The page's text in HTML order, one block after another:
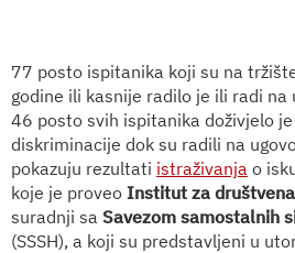
77 posto ispitanika koji su na
godine ili kasnije radilo je ili radi na
46 posto svih ispitanika doživjelo
diskriminacije dok su radili na
pokazuju rezultati istraživanja o
koje je proveo Institut za
suradnji sa Savezom samostalnih
(SSSH), a koji su predstavljeni u